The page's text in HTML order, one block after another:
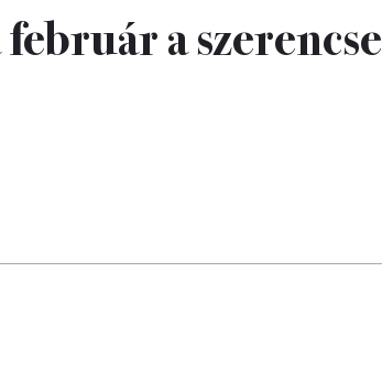
a szerencse